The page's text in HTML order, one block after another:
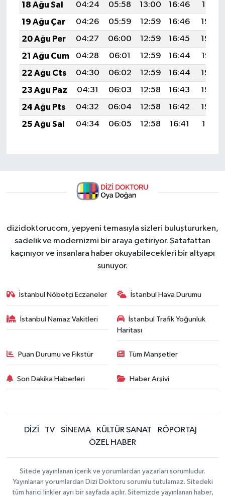
18 Ağu Sal
04:24 05:58 13:00 16:46
19:51
19 Ağu Çar
04:26 05:59 12:59 16:46
19:50
20 Ağu Per
04:27 06:00 12:59 16:45
19:49
21 Ağu Cum
04:28 06:01 12:59 16:44
19:47
22 Ağu Cts
04:30 06:02 12:59 16:44
19:46
23 Ağu Paz
04:31 06:03 12:58 16:43
19:44
24 Ağu Pts
04:32 06:04 12:58 16:42
19:43
25 Ağu Sal
04:34 06:05 12:58 16:41 19:41
dizidoktorucom, yepyeni temasıyla sizleri buluştururken,
sadelik ve modernizmi bir araya getiriyor. Şatafattan
kaçınıyor ve insanlara haber okuyabilecekleri bir altyapı
sunuyor.
İstanbul Nöbetçi Eczaneler İstanbul Hava Durumu
İstanbul Namaz Vakitleri
İstanbul Trafik Yoğunluk
Haritası
Puan Durumu ve Fikstür Tüm Manşetler
Son Dakika Haberleri Haber Arşivi
DİZİ TV SİNEMA KÜLTÜR SANAT
RÖPORTAJ
ÖZEL HABER
Sitede yayınlanan içerik ve yorumlardan yazarları sorumludur.
Yayınlanan yorumlardan Dizi Doktoru sorumlu tutulamaz. Sitedeki
tüm harici linkler ayrı bir sayfada açılır. Sitemizde yayınlanan haber,